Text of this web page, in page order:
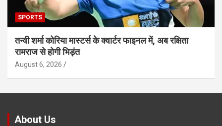
SPORTS
तन्वी शर्मा कोरिया मास्टर्स के क्वार्टर फाइनल में, अब रक्षिता
रामराज से होगी भिड़ंत
August 6, 2026
About Us